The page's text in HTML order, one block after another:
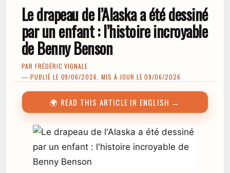
Le drapeau de l’Alaska a été dessiné
par un enfant : l’histoire incroyable
de Benny Benson
PAR FRÉDÉRIC VIGNALE
— PUBLIÉ LE 09/06/2026, MIS À JOUR LE 09/06/2026
🌍 READ THIS ARTICLE IN ENGLISH →